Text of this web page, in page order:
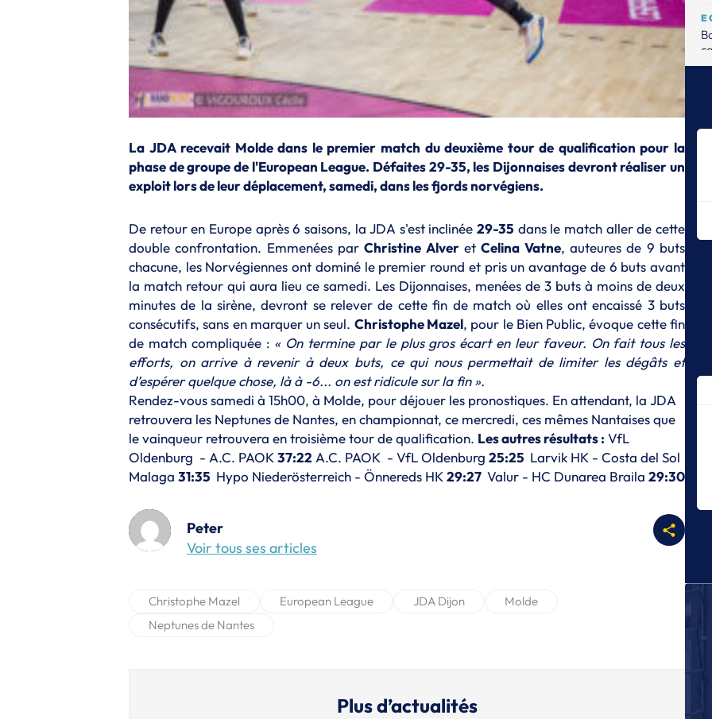
La JDA recevait Molde dans le premier match du deuxième tour de qualification pour la
phase de groupe de l'European League. Défaites 29-35, les Dijonnaises devront réaliser un
exploit lors de leur déplacement, samedi, dans les fjords norvégiens.
De retour en Europe après 6 saisons, la JDA s'est inclinée29-35 dans le match aller de cette
double confrontation. Emmenées parChristine AlveretCelina Vatne, auteures de 9 buts
chacune, les Norvégiennes ont dominé le premier round et pris un avantage de 6 buts avant
la match retour qui aura lieu ce samedi. Les Dijonnaises, menées de 3 buts à moins de deux
minutes de la sirène, devront se relever de cette fin de match où elles ont encaissé 3 buts
consécutifs, sans en marquer un seul. Christophe Mazel, pour le Bien Public, évoque cette fin
de match compliquée : « On termine par le plus gros écart en leur faveur. On fait tous les
efforts, on arrive à revenir à deux buts, ce qui nous permettait de limiter les dégâts et
d’espérer quelque chose, là à -6... on est ridicule sur la fin ».
Rendez-vous samedi à 15h00, à Molde, pour déjouer les pronostiques. En attendant, la JDA
retrouvera les Neptunes de Nantes, en championnat, ce mercredi, ces mêmes Nantaises que
le vainqueur retrouvera en troisième tour de qualification. Les autres résultats : VfL
Oldenburg - A.C. PAOK37:22 A.C. PAOK - VfL Oldenburg 25:25 Larvik HK - Costa del Sol
Malaga 31:35 Hypo Niederösterreich - Önnereds HK29:27 Valur - HC Dunarea Braila 29:30
Peter
Voir tous ses articles
Christophe Mazel European League JDA Dijon
Molde
Neptunes de Nantes
Plus d’actualités